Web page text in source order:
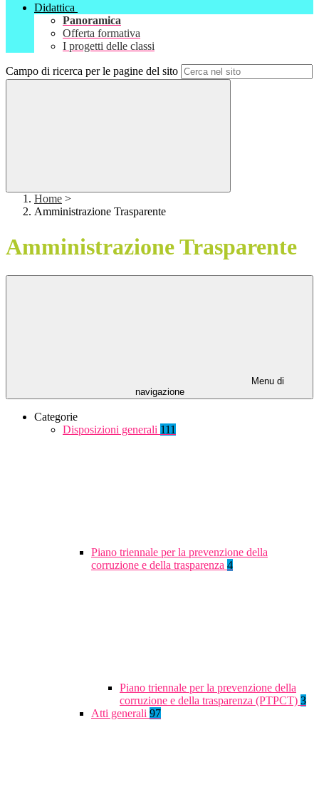
Didattica
Panoramica
Offerta formativa
I progetti delle classi
Campo di ricerca per le pagine del sito
Home >
Amministrazione Trasparente
Amministrazione Trasparente
Menu di
navigazione
Categorie
Disposizioni generali 111
Piano triennale per la prevenzione della
corruzione e della trasparenza 4
Piano triennale per la prevenzione della
corruzione e della trasparenza (PTPCT) 3
Atti generali 97